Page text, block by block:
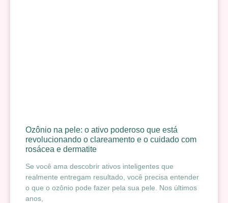
Ozônio na pele: o ativo poderoso que está
revolucionando o clareamento e o cuidado com
rosácea e dermatite
Se você ama descobrir ativos inteligentes que
realmente entregam resultado, você precisa entender
o que o ozônio pode fazer pela sua pele. Nos últimos
anos,